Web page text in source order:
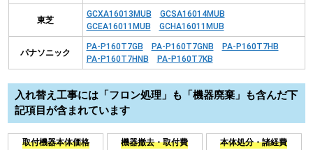
東芝
GCXA16013MUB
GCSA16014MUB
GCEA16011MUB
GCHA16011MUB
パナソニック
PA-P160T7GB PA-P160T7GNB
PA-P160T7HB
PA-P160T7HNB
PA-P160T7KB
入れ替え工事には「フロン処理」も「機器廃棄」も含んだ下
記項目が含まれています
取付機器本体価格 機器撤去・取付費 本体処分・諸経費